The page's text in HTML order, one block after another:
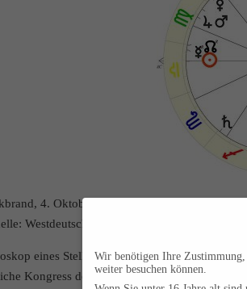
4. Oktober 2015, 7.40 Uhr (MEZ/S),
Westdeutsche Allgemeine Zeitung vom
eines Stellwerkbrandes 2015 in Mülheim
Kongress des Astrologenverbandes in
Wir benötigen Ihre Zustimmung,
weiter besuchen können.